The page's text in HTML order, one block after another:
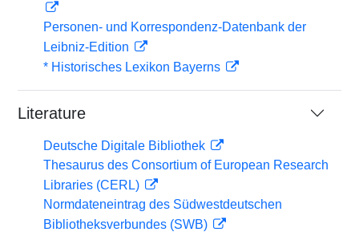
Personen- und Korrespondenz-Datenbank der
Leibniz-Edition
* Historisches Lexikon Bayerns
Literature
Deutsche Digitale Bibliothek
Thesaurus des Consortium of European Research
Libraries (CERL)
Normdateneintrag des Südwestdeutschen
Bibliotheksverbundes (SWB)